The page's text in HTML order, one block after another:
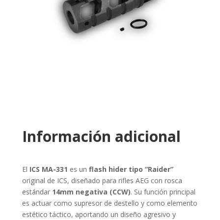
Información adicional
El ICS MA-331 es un flash hider tipo “Raider”
original de ICS, diseñado para rifles AEG con rosca
estándar 14mm negativa (CCW). Su función principal
es actuar como supresor de destello y como elemento
estético táctico, aportando un diseño agresivo y